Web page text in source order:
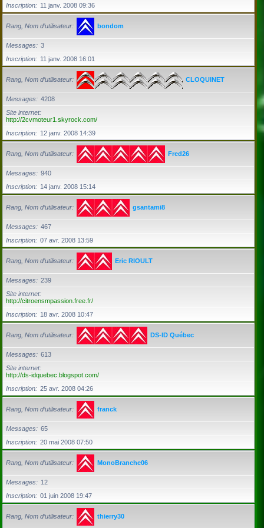
Inscription
11 janv. 2008 09:36
Rang, Nom d’utilisateur bondom
Messages
3
Inscription
11 janv. 2008 16:01
Rang, Nom d’utilisateur CLOQUINET
Messages
4208
Site internet
http://2cvmoteur1.skyrock.com/
Inscription
12 janv. 2008 14:39
Rang, Nom d’utilisateur Fred26
Messages
940
Inscription
14 janv. 2008 15:14
Rang, Nom d’utilisateur gsantami8
Messages
467
Inscription
07 avr. 2008 13:59
Rang, Nom d’utilisateur Eric RIOULT
Messages
239
Site internet
http://citroensmpassion.free.fr/
Inscription
18 avr. 2008 10:47
Rang, Nom d’utilisateur DS-ID Québec
Messages
613
Site internet
http://ds-idquebec.blogspot.com/
Inscription
25 avr. 2008 04:26
Rang, Nom d’utilisateur franck
Messages
65
Inscription
20 mai 2008 07:50
Rang, Nom d’utilisateur MonoBranche06
Messages
12
Inscription
01 juin 2008 19:47
Rang, Nom d’utilisateur thierry30